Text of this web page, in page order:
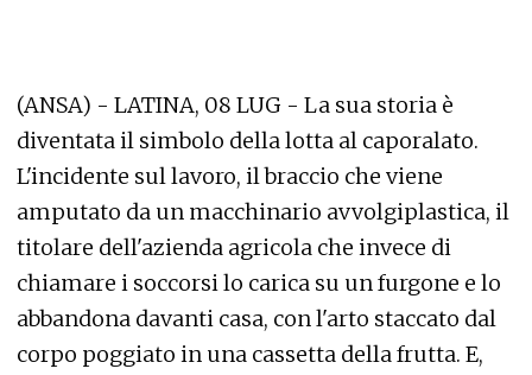
(ANSA) - LATINA, 08 LUG - La sua storia è
diventata il simbolo della lotta al caporalato.
L'incidente sul lavoro, il braccio che viene
amputato da un macchinario avvolgiplastica, il
titolare dell'azienda agricola che invece di
chiamare i soccorsi lo carica su un furgone e lo
abbandona davanti casa, con l'arto staccato dal
corpo poggiato in una cassetta della frutta. E,